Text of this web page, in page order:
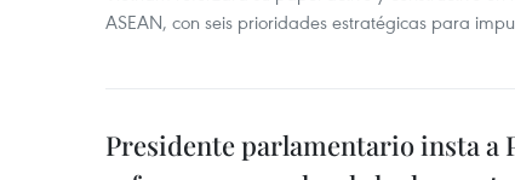
ASEAN, con seis prioridades estratégicas para
Presidente parlamentario insta a